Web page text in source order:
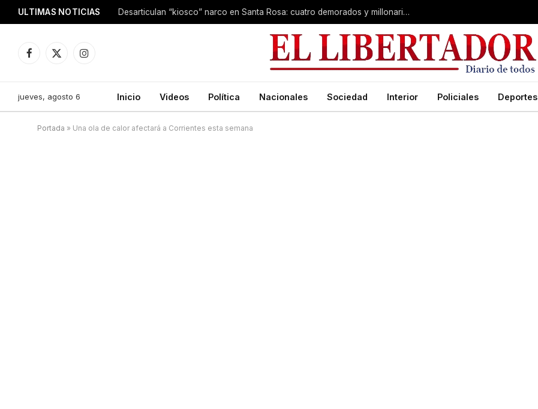
ULTIMAS NOTICIAS Desarticulan “kiosco” narco en Santa Rosa: cuatro demorados y millonario secuestro de tecnología
Facebook
X
Instagram
jueves, agosto 6 Inicio Videos Política Nacionales Sociedad Interior Policiales Deportes
Portada » Una ola de calor afectará a Corrientes esta semana